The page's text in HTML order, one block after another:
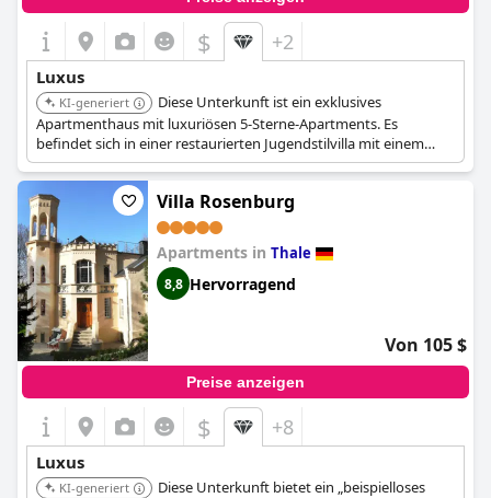
$ +2
Luxus
KI-generiert
Diese Unterkunft ist ein exklusives
Apartmenthaus mit luxuriösen 5-Sterne-Apartments. Es
befindet sich in einer restaurierten Jugendstilvilla mit einem
großen Garten und einem natürlichen Schwimmteich. Die
individuell gestalteten Apartments verfügen über eine elegante
Einrichtung, hochwertige Möbel und moderne
Annehmlichkeiten, einige mit Hydromassage-Badewanne.
Villa Rosenburg
Apartments in Thale
8,8 Hervorragend
Von 105 $
Preise anzeigen
$ +8
Luxus
KI-generiert
Diese Unterkunft bietet ein „beispielloses